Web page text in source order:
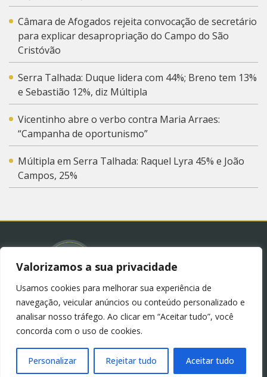
Valorizamos a sua privacidade
Usamos cookies para melhorar sua experiência de
navegação, veicular anúncios ou conteúdo personalizado e
analisar nosso tráfego. Ao clicar em “Aceitar tudo”, você
concorda com o uso de cookies.
Personalizar Rejeitar tudo Aceitar tudo
Câmara de Afogados rejeita convocação de secretário
para explicar desapropriação do Campo do São
Cristóvão
Serra Talhada: Duque lidera com 44%; Breno tem 13%
e Sebastião 12%, diz Múltipla
Vicentinho abre o verbo contra Maria Arraes:
“Campanha de oportunismo”
Múltipla em Serra Talhada: Raquel Lyra 45% e João
Campos, 25%
© 2023 – Blog Juliana Lima.
Política de Privacidade
(LGPD)